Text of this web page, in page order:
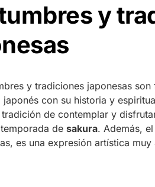
y
y tradiciones japonesas
con su historia y
tradición de contemplar y
de sakura. Además,
es una expresión artística